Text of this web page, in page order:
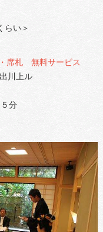
らい＞
席札 無料サービス
川上ル
分